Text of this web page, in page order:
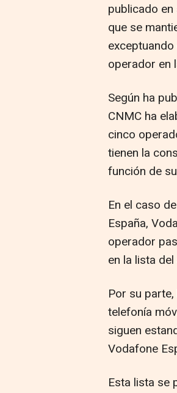
publicado
que se
operador en
Según ha
CNMC ha
cinco
tienen la
función de
En el caso
España,
operador
en la lista
Por su
telefonía
siguen
Vodafone
Esta lista se